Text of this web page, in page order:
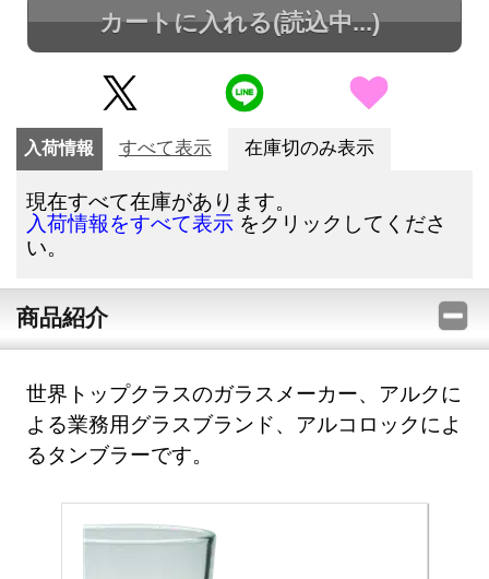
カートに入れる(読込中...)
入荷情報 すべて表示 在庫切のみ表示
現在すべて在庫があります。
入荷情報をすべて表示 をクリックしてくださ
い。
商品紹介
世界トップクラスのガラスメーカー、アルクに
よる業務用グラスブランド、アルコロックによ
るタンブラーです。